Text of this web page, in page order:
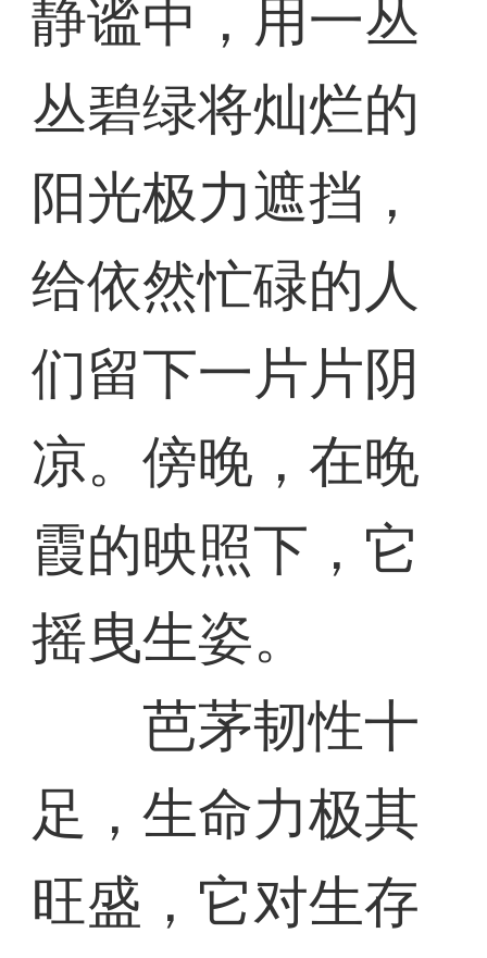
静谧中，用一丛
丛碧绿将灿烂的
阳光极力遮挡，
给依然忙碌的人
们留下一片片阴
凉。傍晚，在晚
霞的映照下，它
摇曳生姿。
芭茅韧性十
足，生命力极其
旺盛，它对生存